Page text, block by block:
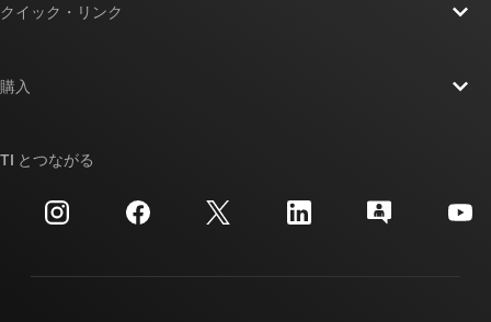
投資家向け情報
製造
クイック・リンク
クロスリファレンス検索
カスタマー・サポート・センター
購入
ご注文に関する FAQ
TI とつながる